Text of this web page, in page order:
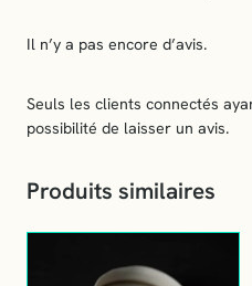
r
s
Il n’y a pas encore d’avis.
Seuls les clients connectés
possibilité de laisser un avis.
Produits similaires